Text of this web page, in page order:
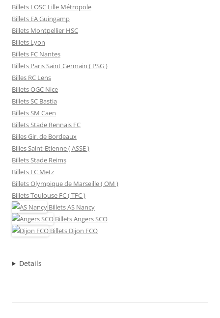
Billets LOSC Lille Métropole
Billets EA Guingamp
Billets Montpellier HSC
Billets Lyon
Billets FC Nantes
Billets Paris Saint Germain ( PSG )
Billes RC Lens
Billets OGC Nice
Billets SC Bastia
Billets SM Caen
Billets Stade Rennais FC
Billes Gir. de Bordeaux
Billes Saint-Etienne ( ASSE )
Billets Stade Reims
Billets FC Metz
Billets Olympique de Marseille ( OM )
Billets Toulouse FC ( TFC )
BilletsAS Nancy
BilletsAngers SCO
Billets Dijon FCO
Details